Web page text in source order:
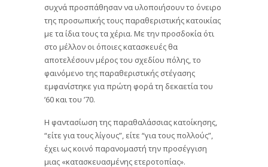
συχνά προσπάθησαν να υλοποιήσουν το όνειρο
της προσωπικής τους παραθεριστικής κατοικίας
με τα ίδια τους τα χέρια. Με την προσδοκία ότι
στο μέλλον οι όποιες κατασκευές θα
αποτελέσουν μέρος του σχεδίου πόλης, το
φαινόμενο της παραθεριστικής στέγασης
εμφανίστηκε για πρώτη φορά τη δεκαετία του
’60 και του ’70.
Η φαντασίωση της παραθαλάσσιας κατοίκησης,
“είτε για τους λίγους”, είτε “για τους πολλούς”,
έχει ως κοινό παρανομαστή την προσέγγιση
μιας «κατασκευασμένης ετεροτοπίας».